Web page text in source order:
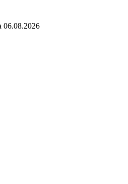
06.08.2026